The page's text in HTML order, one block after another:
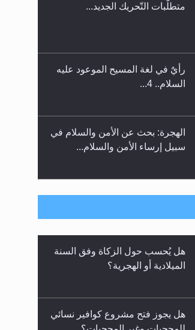
اليوم الوطني الرياضي لمجلس
متطلَّبات التّحريك الجديد...
رأيٌ في لغة المسيح الموعود عليه
السلام.. 4...
الهجرة: بحث عن الأمن والسلام في
سبيل إرساء الأمن والسلام...
رأيٌ في لغة المسيح الموعود عليه
**الحصن الحصين من وساوس
المعارضين ...**...
هل يُحسب حول الزكاة وفق السنة
الميلادية أو الهجرية؟
هل يجوز فتح مشروع كوافير نسائي